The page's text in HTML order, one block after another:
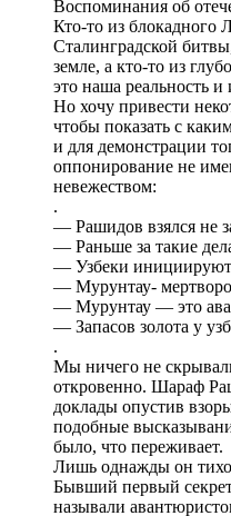
Воспоминания об
Кто-то из блокадного
Сталинградской
земле, а кто-то из
это наша реальность и
Но хочу привести
чтобы показать с
и для демонстрации
оппонирование не
невежеством:
.
— Рашидов взялся не
— Раньше за такие
— Узбеки
— Мурунтау-
— Мурунтау — это
— Запасов золота у
.
Мы ничего не
откровенно. Шараф
доклады опустив
подобные
было, что переживает.
Лишь однажды он
Бывший первый
называли